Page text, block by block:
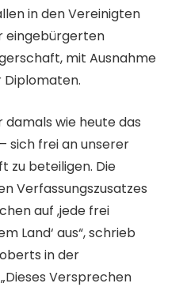
in den Vereinigten
eingebürgerten
mit Ausnahme
Diplomaten.
wie heute das
sich frei an unserer
zu beteiligen. Die
Verfassungszusatzes
auf ‚jede frei
Land‘ aus“, schrieb
in der
Versprechen